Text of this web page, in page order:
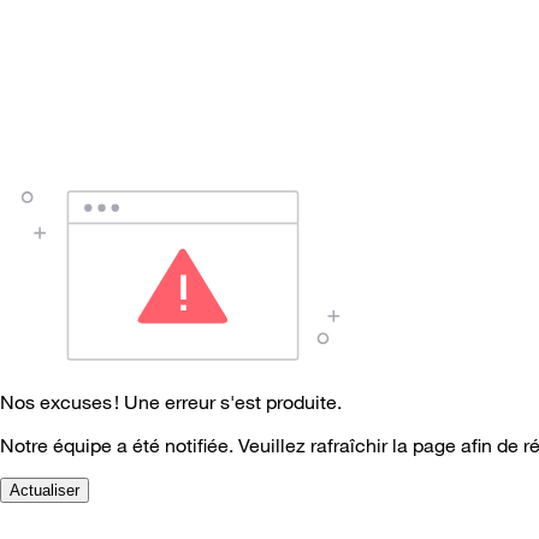
Nos excuses ! Une erreur s'est produite.
Notre équipe a été notifiée. Veuillez rafraîchir la page afin de
Actualiser